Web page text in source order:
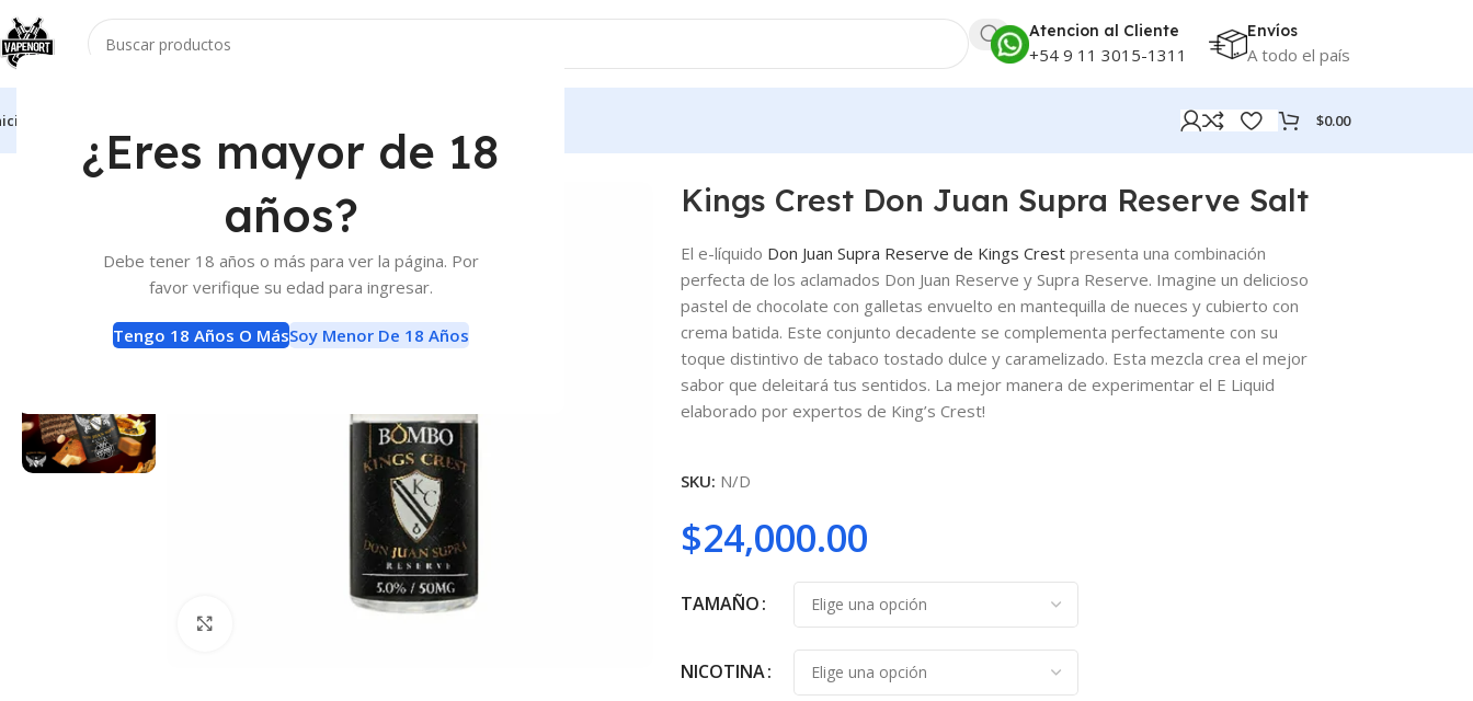
¿Eres mayor de 18
años?
Debe tener 18 años o más para ver la página. Por
favor verifique su edad para ingresar.
Tengo 18 Años O MásSoy Menor De 18 Años
Atencion al Cliente
+54 9 11 3015-1311
Envíos
A todo el país
$0.00
E-Liquids Sales de Nicotina Kings Crest Don Juan Supra Reserve Salt
Kings Crest Don Juan Supra Reserve Salt
El e-líquido Don Juan Supra Reserve de Kings Crest presenta una combinación
perfecta de los aclamados Don Juan Reserve y Supra Reserve. Imagine un delicioso
pastel de chocolate con galletas envuelto en mantequilla de nueces y cubierto con
crema batida. Este conjunto decadente se complementa perfectamente con su
toque distintivo de tabaco tostado dulce y caramelizado. Esta mezcla crea el mejor
sabor que deleitará tus sentidos. La mejor manera de experimentar el E Liquid
elaborado por expertos de King’s Crest!
SKU: N/D
$24,000.00
TAMAÑO
NICOTINA